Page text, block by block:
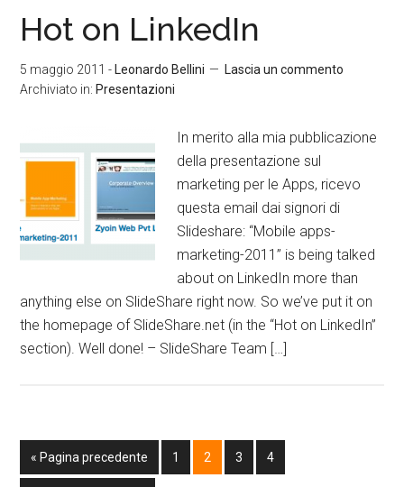
Hot on LinkedIn
5 maggio 2011 - Leonardo Bellini
Lascia un commento
Archiviato in: Presentazioni
In merito alla mia pubblicazione
della presentazione sul
marketing per le Apps, ricevo
questa email dai signori di
Slideshare: “Mobile apps-
marketing-2011” is being talked
about on LinkedIn more than
anything else on SlideShare right now. So we’ve put it on
the homepage of SlideShare.net (in the “Hot on LinkedIn”
section). Well done! – SlideShare Team […]
« Pagina precedente 1 2 3 4